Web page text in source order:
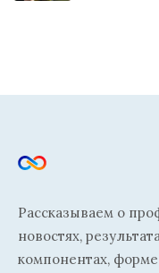
Рассказываем о
новостях,
компонентах,